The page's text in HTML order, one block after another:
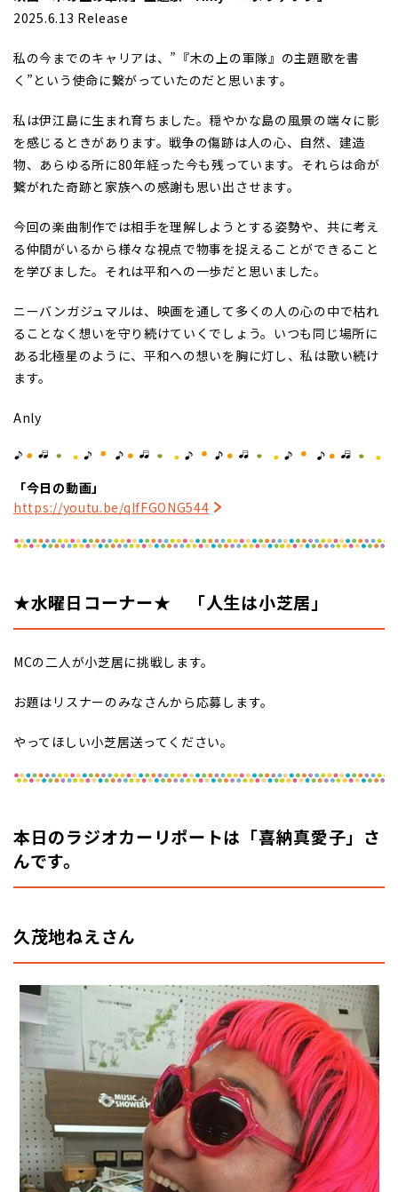
2025.6.13 Release
私の今までのキャリアは、”『木の上の軍隊』の主題歌を書
く”という使命に繋がっていたのだと思います。
私は伊江島に生まれ育ちました。穏やかな島の風景の端々に影
を感じるときがあります。戦争の傷跡は人の心、自然、建造
物、あらゆる所に80年経った今も残っています。それらは命が
繋がれた奇跡と家族への感謝も思い出させます。
今回の楽曲制作では相手を理解しようとする姿勢や、共に考え
る仲間がいるから様々な視点で物事を捉えることができること
を学びました。それは平和への一歩だと思いました。
ニーバンガジュマルは、映画を通して多くの人の心の中で枯れ
ることなく想いを守り続けていくでしょう。いつも同じ場所に
ある北極星のように、平和への想いを胸に灯し、私は歌い続け
ます。
Anly
「今日の動画」
https://youtu.be/qIfFGONG544
★水曜日コーナー★ 「人生は小芝居」
MCの二人が小芝居に挑戦します。
お題はリスナーのみなさんから応募します。
やってほしい小芝居送ってください。
本日のラジオカーリポートは「喜納真愛子」さ
んです。
久茂地ねえさん